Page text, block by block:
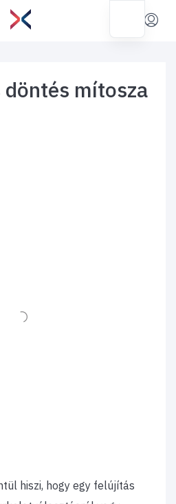
mítosza
hiszi, hogy egy felújítás